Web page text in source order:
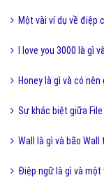
Một vài ví dụ về điệp
I love you 3000 là gì
Honey là gì và có
Sự khác biệt giữa
Wall là gì và bão Wall
Điệp ngữ là gì và một